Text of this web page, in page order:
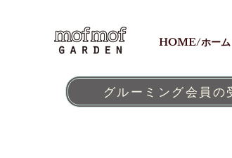
グルーミング会員の
HOME/ホーム